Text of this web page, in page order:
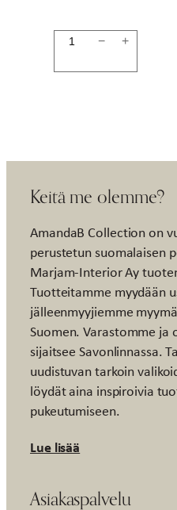
Kangaspussi
− +
Keitä me olemme?
AmandaB Collection on
perustetun suomalaisen
Marjam-Interior Ay
Tuotteitamme myydään
jälleenmyyjiemme
Suomen. Varastomme ja
sijaitsee Savonlinnassa.
uudistuvan tarkoin
löydät aina inspiroivia
pukeutumiseen.
Lue lisää
Asiakaspalvelu